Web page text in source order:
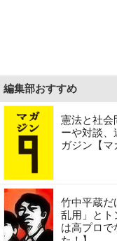
編集部おすすめ
憲法と社会
ーや対談、
ガジン【マ
竹中平蔵だ
乱用」とト
は高プロで